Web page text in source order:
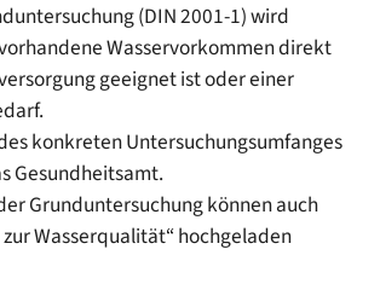
(DIN 2001-1) wird
Wasservorkommen direkt
geeignet ist oder einer
konkreten Untersuchungsumfanges
Gesundheitsamt.
Grunduntersuchung können auch
Wasserqualität“ hochgeladen